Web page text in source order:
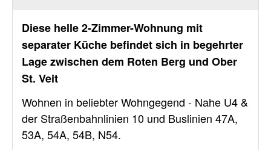
Diese helle 2-Zimmer-Wohnung mit
separater Küche befindet sich in begehrter
Lage zwischen dem Roten Berg und Ober
St. Veit
Wohnen in beliebter Wohngegend - Nahe U4 &
der Straßenbahnlinien 10 und Buslinien 47A,
53A, 54A, 54B, N54.